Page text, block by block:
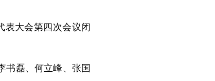
大会第四次会议闭
磊、何立峰、张国